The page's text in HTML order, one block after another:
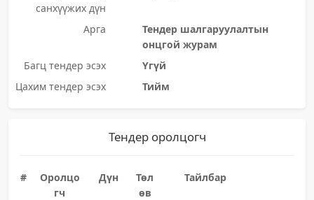
санхүүжих дүн
Арга
Тендер шалгаруулалтын
онцгой журам
Багц тендер эсэх
Үгүй
Цахим тендер эсэх
Тийм
Тендер оролцогч
#
Оролцо
гч
Дүн
Төл
өв
Тайлбар